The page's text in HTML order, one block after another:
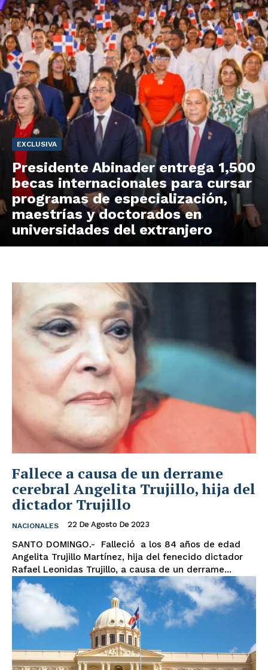
EXCLUSIVA
Presidente Abinader entrega 1,500
becas internacionales para cursar
programas de especialización,
maestrías y doctorados en
universidades del extranjero
Fallece a causa de un derrame
cerebral Angelita Trujillo, hija del
dictador Trujillo
NACIONALES 22 De Agosto De 2023
SANTO DOMINGO.- Falleció a los 84 años de edad
Angelita Trujillo Martínez, hija del fenecido dictador
Rafael Leonidas Trujillo, a causa de un derrame...